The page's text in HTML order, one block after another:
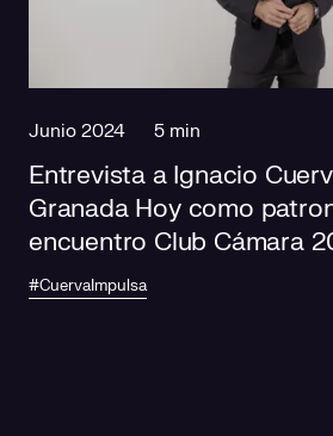
Junio 2024 5 min
Entrevista a Ignacio
Granada Hoy como
encuentro Club Cámara
#CuervaImpulsa